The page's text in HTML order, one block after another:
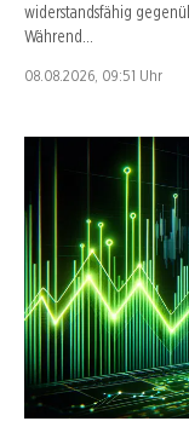
widerstandsfähig
Während…
08.08.2026, 09:51 Uhr